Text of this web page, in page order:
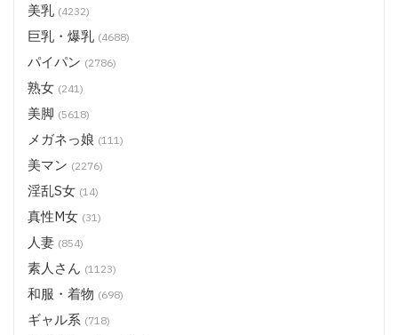
美乳 (4232)
巨乳・爆乳 (4688)
パイパン (2786)
熟女 (241)
美脚 (5618)
メガネっ娘 (111)
美マン (2276)
淫乱S女 (14)
真性M女 (31)
人妻 (854)
素人さん (1123)
和服・着物 (698)
ギャル系 (718)